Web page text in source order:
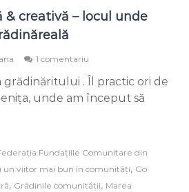
creativă – locul unde
1 comentariu
utilitară
&
începe
Marea
Grădinăreală
grădinăritului . Îl practic ori de
unde am început să
Fundaţiile Comunitare din
un viitor mai bun în comunități, Go
, Grădinile comunității, Marea